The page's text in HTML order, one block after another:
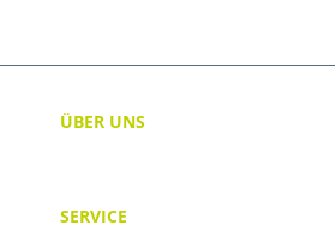
ÜBER UNS
SERVICE